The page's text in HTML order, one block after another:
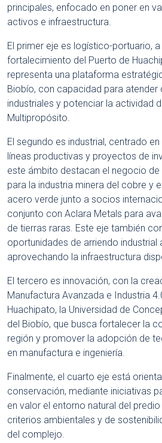
principales, enfocado en poner en
activos e infraestructura.
El primer eje es logístico-portuario, a
fortalecimiento del Puerto de
representa una plataforma
Biobío, con capacidad para atender
industriales y potenciar la actividad
Multipropósito.
El segundo es industrial, centrado
líneas productivas y proyectos de
este ámbito destacan el negocio de
para la industria minera del cobre y
acero verde junto a socios
conjunto con Aclara Metals para
de tierras raras. Este eje también
oportunidades de arriendo industrial
aprovechando la infraestructura
El tercero es innovación, con la
Manufactura Avanzada e Industria
Huachipato, la Universidad de
del Biobío, que busca fortalecer la
región y promover la adopción de
en manufactura e ingeniería.
Finalmente, el cuarto eje está
conservación, mediante iniciativas
en valor el entorno natural del
criterios ambientales y de
del complejo.